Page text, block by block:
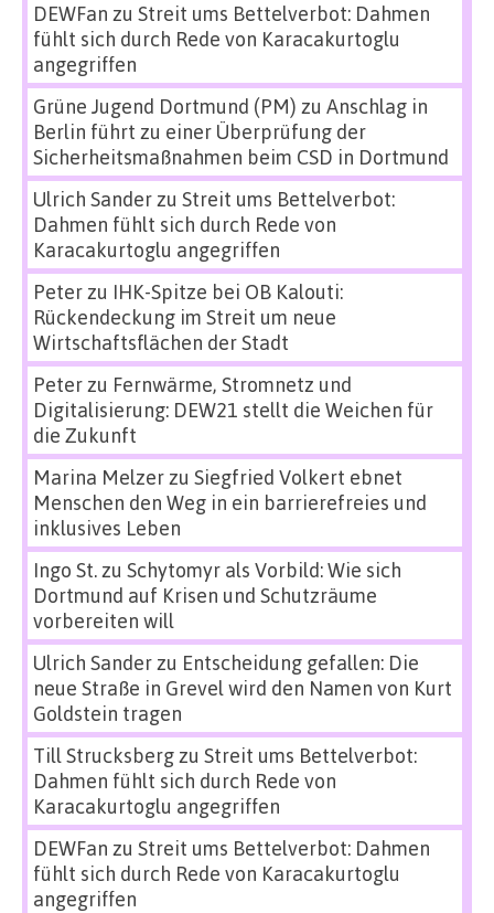
DEWFan zu Streit ums Bettelverbot: Dahmen
fühlt sich durch Rede von Karacakurtoglu
angegriffen
Grüne Jugend Dortmund (PM) zu Anschlag in
Berlin führt zu einer Überprüfung der
Sicherheitsmaßnahmen beim CSD in Dortmund
Ulrich Sanderzu Streit ums Bettelverbot:
Dahmen fühlt sich durch Rede von
Karacakurtoglu angegriffen
Peterzu IHK-Spitze bei OB Kalouti:
Rückendeckung im Streit um neue
Wirtschaftsflächen der Stadt
Peterzu Fernwärme, Stromnetz und
Digitalisierung: DEW21 stellt die Weichen für
die Zukunft
Marina Melzerzu Siegfried Volkert ebnet
Menschen den Weg in ein barrierefreies und
inklusives Leben
Ingo St.zu Schytomyr als Vorbild: Wie sich
Dortmund auf Krisen und Schutzräume
vorbereiten will
Ulrich Sanderzu Entscheidung gefallen: Die
neue Straße in Grevel wird den Namen von Kurt
Goldstein tragen
Till Strucksbergzu Streit ums Bettelverbot:
Dahmen fühlt sich durch Rede von
Karacakurtoglu angegriffen
DEWFan zu Streit ums Bettelverbot: Dahmen
fühlt sich durch Rede von Karacakurtoglu
angegriffen